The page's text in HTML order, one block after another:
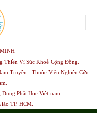
Thiền Vì Sức Khoẻ Cộng Đồng.
Truyền - Thuộc Viện Nghiên Cứu
Phật Học Việt nam.
TP. HCM.